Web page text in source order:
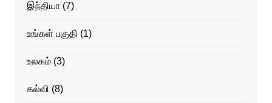
இந்தியா(7)
உங்கள் பகுதி (1)
உலகம்(3)
கல்வி (8)